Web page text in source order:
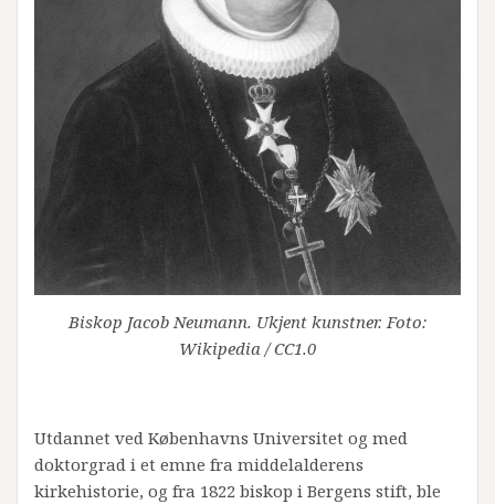
Biskop Jacob Neumann. Ukjent kunstner. Foto:
Wikipedia / CC1.0
Utdannet ved Københavns Universitet og med
doktorgrad i et emne fra middelalderens
kirkehistorie, og fra 1822 biskop i Bergens stift, ble